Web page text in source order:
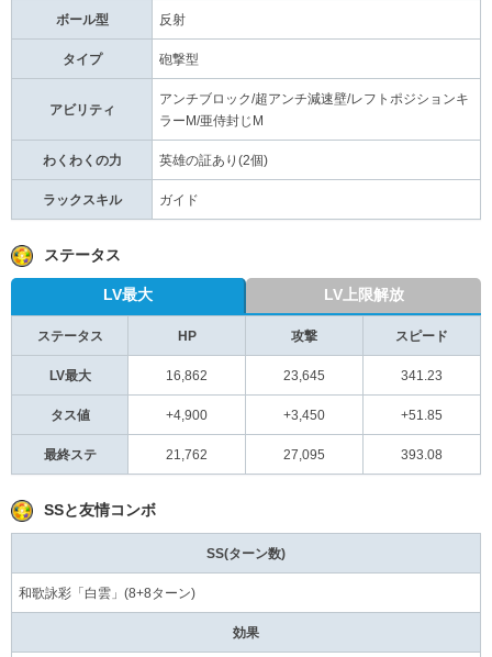
ボール型 反射
タイプ 砲撃型
アビリティ
アンチブロック/超アンチ減速壁/レフトポジションキ
ラーM/亜侍封じM
わくわくの力 英雄の証あり(2個)
ラックスキル ガイド
ステータス
LV最大 LV上限解放
ステータス HP 攻撃 スピード
LV最大 16,862 23,645 341.23
タス値 +4,900 +3,450 +51.85
最終ステ 21,762 27,095 393.08
SSと友情コンボ
SS(ターン数)
和歌詠彩「白雲」(8+8ターン)
効果